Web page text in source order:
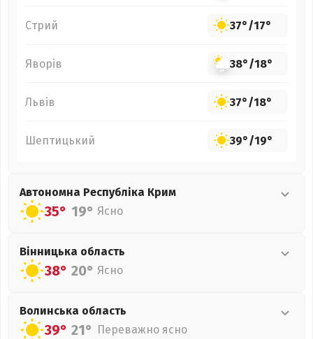
Стрий 37°/17°
Яворів 38°/18°
Львів 37°/18°
Шептицький 39°/19°
Автономна Республіка Крим
35° 19° Ясно
Вінницька область
38° 20° Ясно
Волинська область
39° 21° Переважно ясно